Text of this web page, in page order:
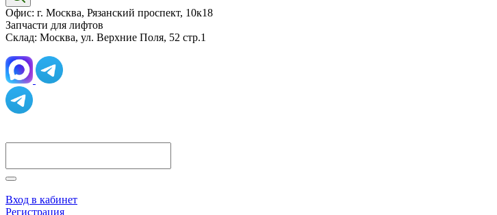
Офис: г. Москва, Рязанский проспект, 10к18
Запчасти для лифтов
Склад: Москва, ул. Верхние Поля, 52 стр.1
Вход в кабинет
Регистрация